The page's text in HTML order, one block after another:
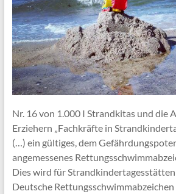
Nr. 16 von 1.000 I Strandkitas und die
Erziehern „Fachkräfte in
(…) ein gültiges, dem
angemessenes
Dies wird für Strandkindertagesstätten
Deutsche Rettungsschwimmabzeichen